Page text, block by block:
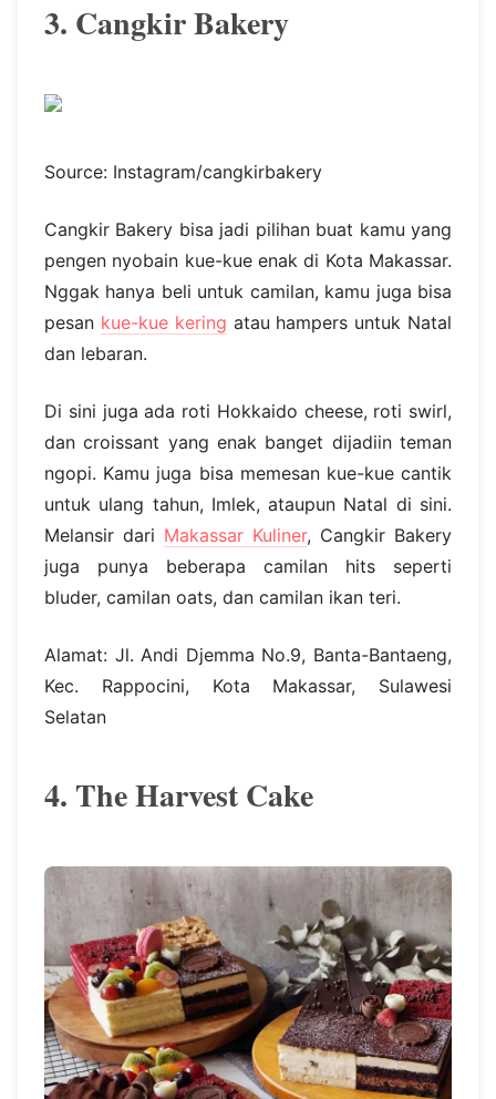
3. Cangkir Bakery
Source: Instagram/cangkirbakery
Cangkir Bakery bisa jadi pilihan buat kamu yang
pengen nyobain kue-kue enak di Kota Makassar.
Nggak hanya beli untuk camilan, kamu juga bisa
pesan kue-kue kering atau hampers untuk Natal
dan lebaran.
Di sini juga ada roti Hokkaido cheese, roti swirl,
dan croissant yang enak banget dijadiin teman
ngopi. Kamu juga bisa memesan kue-kue cantik
untuk ulang tahun, Imlek, ataupun Natal di sini.
Melansir dari Makassar Kuliner, Cangkir Bakery
juga punya beberapa camilan hits seperti
bluder, camilan oats, dan camilan ikan teri.
Alamat: Jl. Andi Djemma No.9, Banta-Bantaeng,
Kec. Rappocini, Kota Makassar, Sulawesi
Selatan
4. The Harvest Cake